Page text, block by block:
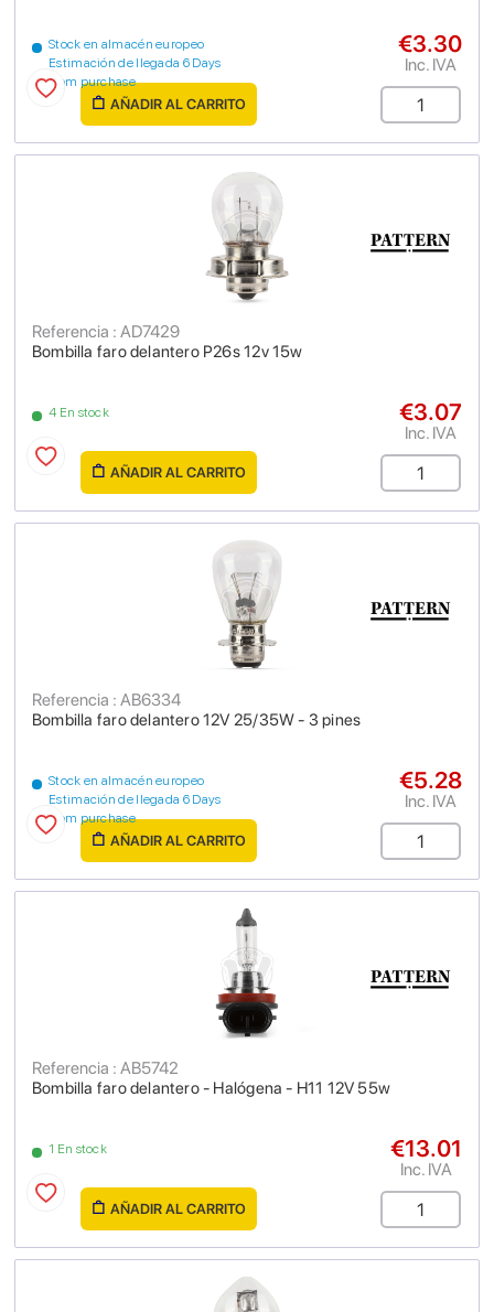
Stock en almacén europeo
Estimación de llegada 6 Days
from purchase
€3.30
Inc. IVA
AÑADIR AL CARRITO
Bombilla faro delantero P26s 12v 15w
Referencia : AD7429
4 En stock €3.07
Inc. IVA
AÑADIR AL CARRITO
Bombilla faro delantero 12V 25/35W - 3 pines
Referencia : AB6334
Stock en almacén europeo
Estimación de llegada 6 Days
from purchase
€5.28
Inc. IVA
AÑADIR AL CARRITO
Bombilla faro delantero - Halógena - H11 12V 55w
Referencia : AB5742
1 En stock €13.01
Inc. IVA
AÑADIR AL CARRITO